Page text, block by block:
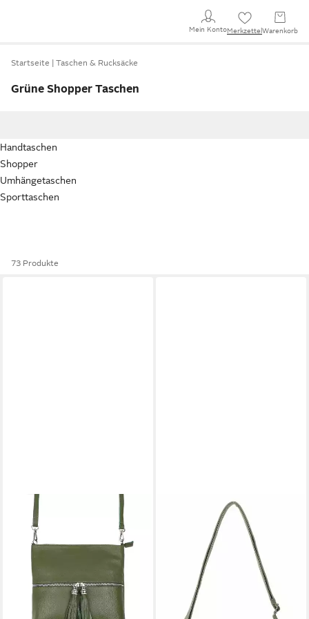
Mein KontoMerkzettel Warenkorb
Startseite Taschen & Rucksäcke
Grüne Shopper Taschen
Handtaschen
Shopper
Umhängetaschen
Sporttaschen
73 Produkte